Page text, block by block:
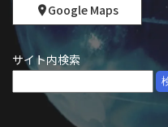
Google Maps
サイト内検索